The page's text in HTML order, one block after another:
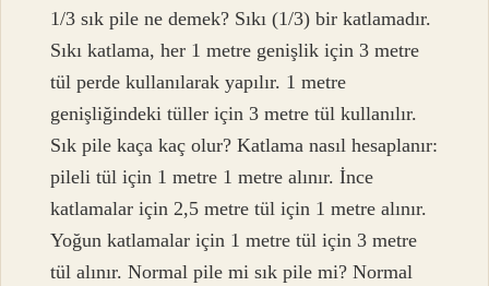
1/3 sık pile ne demek? Sıkı (1/3) bir katlamadır.
Sıkı katlama, her 1 metre genişlik için 3 metre
tül perde kullanılarak yapılır. 1 metre
genişliğindeki tüller için 3 metre tül kullanılır.
Sık pile kaça kaç olur? Katlama nasıl hesaplanır:
pileli tül için 1 metre 1 metre alınır. İnce
katlamalar için 2,5 metre tül için 1 metre alınır.
Yoğun katlamalar için 1 metre tül için 3 metre
tül alınır. Normal pile mi sık pile mi? Normal